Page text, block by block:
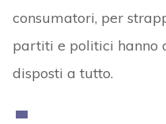
consumatori, per
partiti e politici hanno
disposti a tutto.